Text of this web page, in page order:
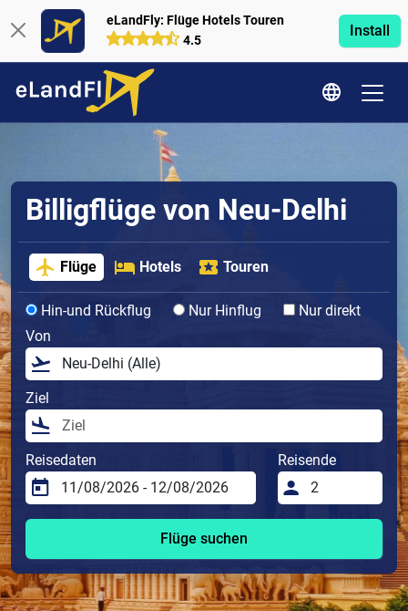
eLandFly: Flüge Hotels Touren
4.5
Install
Billigflüge von Neu-Delhi
Flüge Hotels Touren
Hin-und Rückflug Nur Hinflug
Nur direkt
Von
Ziel
Reisedaten Reisende
Flüge suchen